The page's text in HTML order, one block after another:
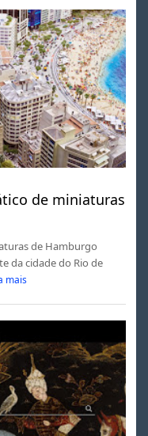
de miniaturas
de Hamburgo
da cidade do Rio de
mais